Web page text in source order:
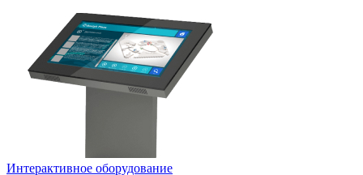
Интерактивное оборудование